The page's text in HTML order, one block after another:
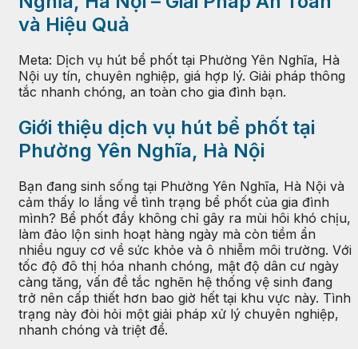
và Hiệu Quả
Meta: Dịch vụ hút bể phốt tại Phường Yên Nghĩa, Hà
Nội uy tín, chuyên nghiệp, giá hợp lý. Giải pháp thông
tắc nhanh chóng, an toàn cho gia đình bạn.
Giới thiệu dịch vụ hút bể phốt tại
Phường Yên Nghĩa, Hà Nội
Bạn đang sinh sống tại Phường Yên Nghĩa, Hà Nội và
cảm thấy lo lắng về tình trạng bể phốt của gia đình
mình? Bể phốt đầy không chỉ gây ra mùi hôi khó chịu,
làm đảo lộn sinh hoạt hàng ngày mà còn tiềm ẩn
nhiều nguy cơ về sức khỏe và ô nhiễm môi trường. Với
tốc độ đô thị hóa nhanh chóng, mật độ dân cư ngày
càng tăng, vấn đề tắc nghẽn hệ thống vệ sinh đang
trở nên cấp thiết hơn bao giờ hết tại khu vực này. Tình
trạng này đòi hỏi một giải pháp xử lý chuyên nghiệp,
nhanh chóng và triệt để.